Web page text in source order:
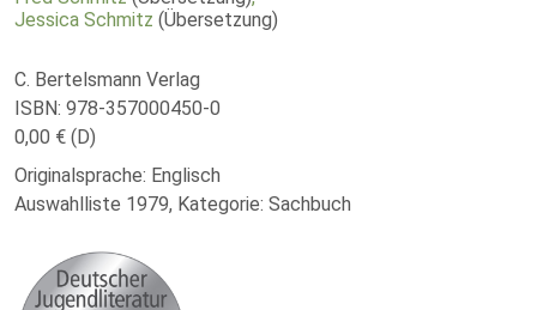
Jessica Schmitz (Übersetzung)
C. Bertelsmann Verlag
ISBN: 978-357000450-0
0,00 € (D)
Originalsprache: Englisch
Auswahlliste 1979, Kategorie: Sachbuch